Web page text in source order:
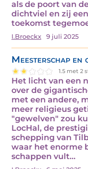
als de poort van
dichtviel en zij
toekomst
I.Broeckx 9 juli 2025
Meesterschap en
1.5 met 2
Het licht van een
over de
met een andere,
meer religieus
"gewelven" zou
LocHal, de
schepping van
waar het enorme
schappen vult…